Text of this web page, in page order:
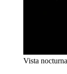
Vista